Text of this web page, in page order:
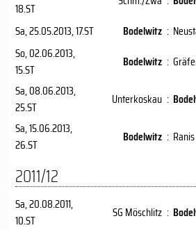
18.ST
Sa, 25.05.2013, 17.ST Bodelwitz :
So, 02.06.2013,
15.ST
Bodelwitz :
Sa, 08.06.2013,
25.ST
Unterkoskau :
Sa, 15.06.2013,
26.ST
Bodelwitz :
2011/12
Sa, 20.08.2011,
10.ST
SG Möschlitz :